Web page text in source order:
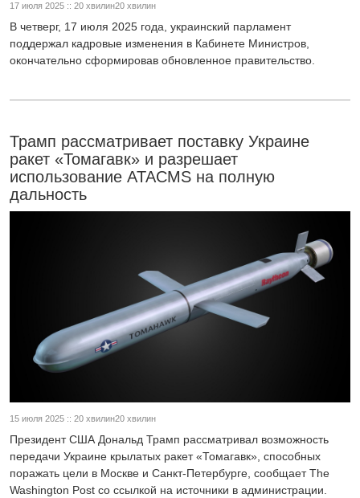
17 июля 2025 :: 20 хвилин20 хвилин
В четверг, 17 июля 2025 года, украинский парламент
поддержал кадровые изменения в Кабинете Министров,
окончательно сформировав обновленное правительство.
Трамп рассматривает поставку Украине
ракет «Томагавк» и разрешает
использование ATACMS на полную
дальность
15 июля 2025 :: 20 хвилин20 хвилин
Президент США Дональд Трамп рассматривал возможность
передачи Украине крылатых ракет «Томагавк», способных
поражать цели в Москве и Санкт-Петербурге, сообщает The
Washington Post со ссылкой на источники в администрации.